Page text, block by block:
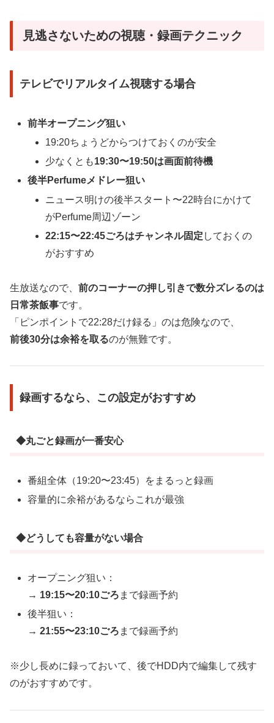
見逃さないための視聴・録画テクニック
テレビでリアルタイム視聴する場合
前半オープニング狙い
19:20ちょうどからつけておくのが安全
少なくとも19:30〜19:50は画面前待機
後半Perfumeメドレー狙い
ニュース明けの後半スタート〜22時台にかけて
がPerfume周辺ゾーン
22:15〜22:45ごろはチャンネル固定 しておくの
がおすすめ
生放送なので、 前のコーナーの押し引きで数分ズレるのは
日常茶飯事です。
「ピンポイントで22:28だけ録る」のは危険なので、
前後30分は余裕を取るのが無難です。
録画するなら、この設定がおすすめ
◆丸ごと録画が一番安心
番組全体（19:20〜23:45）をまるっと録画
容量的に余裕があるならこれが最強
◆どうしても容量がない場合
オープニング狙い：
→ 19:15〜20:10ごろ まで録画予約
後半狙い：
→21:55〜23:10ごろ まで録画予約
※少し長めに録っておいて、後でHDD内で編集して残す
のがおすすめです。